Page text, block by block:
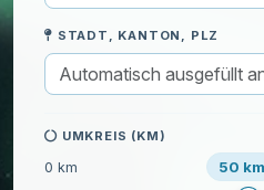
Möbelabbau
Möbelmontage
Möbelreparatur
Möbel streichen
Sofamontage
Montage und
STADT, KANTON, PLZ
UMKREIS (KM)
0 km 50 km